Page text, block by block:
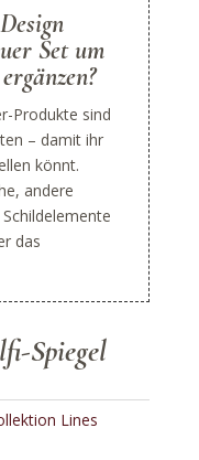
Set um
Produkte sind
– damit ihr
könnt.
andere
das
Spiegel
Lines